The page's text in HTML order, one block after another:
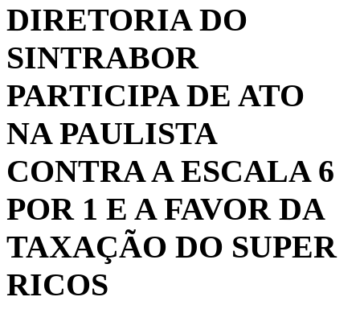
DIRETORIA DO
SINTRABOR
PARTICIPA DE ATO
NA PAULISTA
CONTRA A ESCALA 6
POR 1 E A FAVOR DA
TAXAÇÃO DO SUPER
RICOS